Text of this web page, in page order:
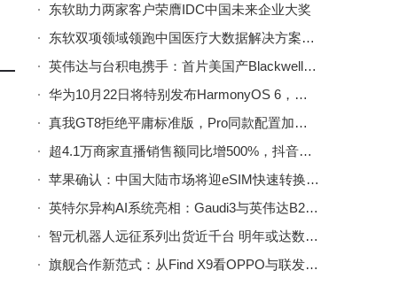
东软助力两家客户荣膺IDC中国未来企业大奖
东软双项领域领跑中国医疗大数据解决方案市场
英伟达与台积电携手：首片美国产Blackwell晶圆亚利桑那工厂下线
华为10月22日将特别发布HarmonyOS 6，多设备协同、AI防护等体验再升级
真我GT8拒绝平庸标准版，Pro同款配置加持，10月21日将惊艳亮相
超4.1万商家直播销售额同比增500%，抖音电商双11商家稳健经营
苹果确认：中国大陆市场将迎eSIM快速转换功能，国行iPhone换机更便捷
英特尔异构AI系统亮相：Gaudi3与英伟达B200协同实现高效混合计算
智元机器人远征系列出货近千台 明年或达数千台领跑全球
旗舰合作新范式：从Find X9看OPPO与联发科的深度共研之路